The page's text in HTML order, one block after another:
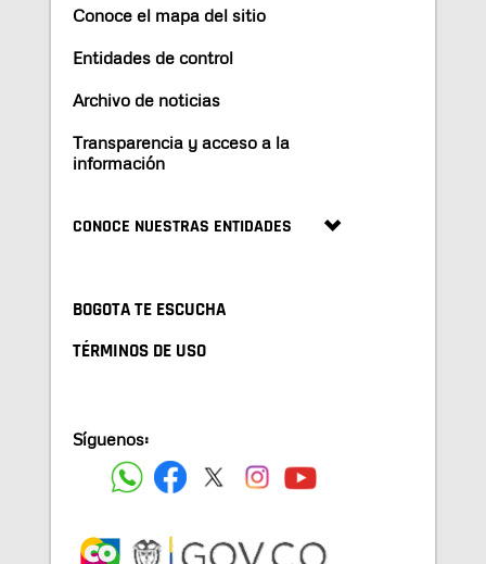
Conoce el mapa del sitio
Entidades de control
Archivo de noticias
Transparencia y acceso a la
información
CONOCE NUESTRAS ENTIDADES
BOGOTA TE ESCUCHA
TÉRMINOS DE USO
Síguenos: